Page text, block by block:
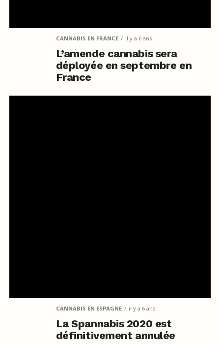
CANNABIS EN FRANCE il y a 6 ans
L’amende cannabis sera
déployée en septembre en
France
CANNABIS EN ESPAGNE il y a 6 ans
La Spannabis 2020 est
définitivement annulée